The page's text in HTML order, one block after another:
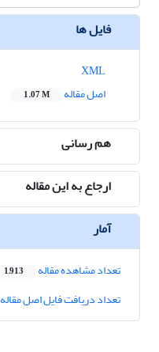
فایل ها
اصل مقاله
1.07 M
هم رسانی
ارجاع به این مقاله
آمار
تعداد مشاهده مقاله 1,913
تعداد دریافت فایل اصل مقاله